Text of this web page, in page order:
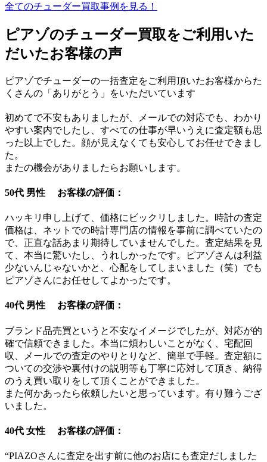
全てのチューダー買取事例を見る！
ピアゾのチューダー買取をご利用いた
だいたお客様の声
ピアゾでチューダーの一括査定をご利用頂いたお客様からた
くさんの「ありがとう」をいただいています
初めてで不安もありましたが、メールでの対応でも、わかり
やすい案内でしたし、すべての仕事が早いうえに査定額も思
った以上でした。顔が見えなくても安心してお任せできまし
た。
またの機会がありましたらお願いします。
50代 男性 お客様の評価：
ハッキリ申し上げて、価格にビックリしました。時計の査定
価格は、ネットでの時計専門店の情報を事前に調べていたの
で、正直な話あまり期待していませんでした。査定結果を見
て、本当に驚いたし、うれしかったです。ピアゾさんは利益
少ないんじゃないかと、心配をしてしまいました（笑）でも
ピアゾさんにお任せしてよかったです。
40代 男性 お客様の評価：
ブランド品売買というと不安なイメージでしたが、対応が的
確で信頼できました。本当に煩わしいことがなく、宅配回
収、メールでの査定のやりとりなど、簡単で手軽。査定額に
ついての交渉や裏付けの説明等も丁寧に応対して頂き、納得
のうえ買い取りをして頂くことができました。
また何かあったら依頼したいと思っています。有り難うござ
いました。
40代 女性 お客様の評価：
“PIAZOさんに査定を出す前に他のお店にも査定だしました